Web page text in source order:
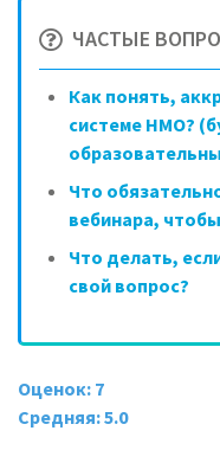
ЧАСТЫЕ
Как понять,
системе НМО?
Что
вебинара,
Что делать,
свой вопрос?
Оценок: 7
Средняя: 5.0